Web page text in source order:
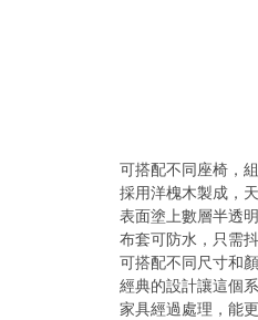
可搭配不同座椅，
採用洋槐木製成，
表面塗上數層半透
布套可防水，只需
可搭配不同尺寸和
經典的設計讓這個
家具經過處理，能